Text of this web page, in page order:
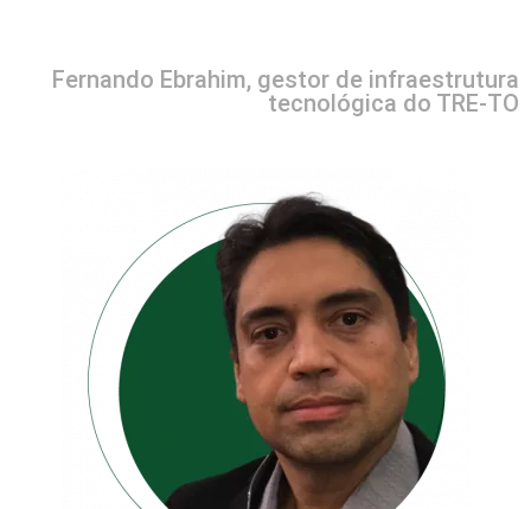
Fernando Ebrahim, gestor de infraestrutura
tecnológica do TRE-TO